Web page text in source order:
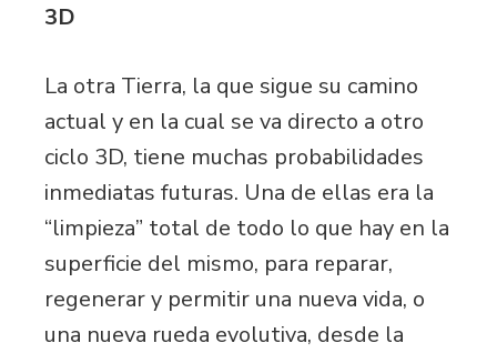
3D
La otra Tierra, la que sigue su camino
actual y en la cual se va directo a otro
ciclo 3D, tiene muchas probabilidades
inmediatas futuras. Una de ellas era la
“limpieza” total de todo lo que hay en la
superficie del mismo, para reparar,
regenerar y permitir una nueva vida, o
una nueva rueda evolutiva, desde la